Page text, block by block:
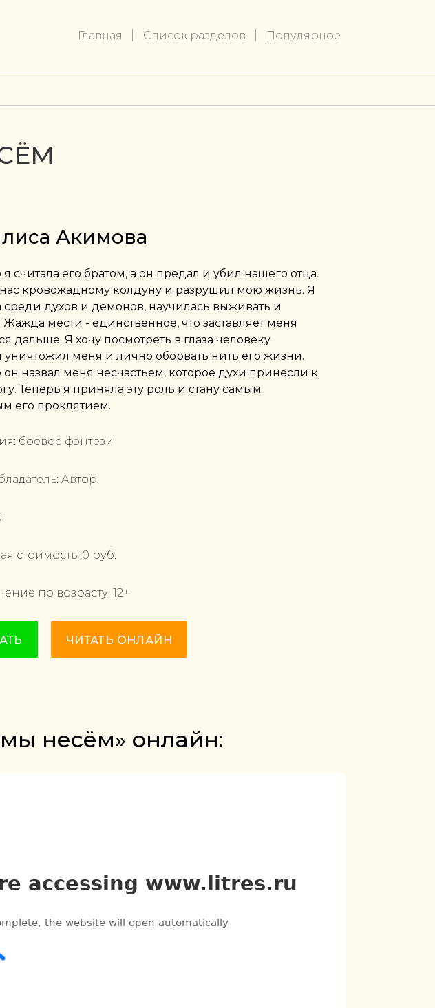
Главная Список разделов Популярное
Акимова
я считала его братом, а он предал и убил нашего отца.
кровожадному колдуну и разрушил мою жизнь. Я
среди духов и демонов, научилась выживать и
Жажда мести - единственное, что заставляет меня
дальше. Я хочу посмотреть в глаза человеку
уничтожил меня и лично оборвать нить его жизни.
он назвал меня несчастьем, которое духи принесли к
Теперь я приняла эту роль и стану самым
его проклятием.
боевое фэнтези
Автор
стоимость: 0 руб.
по возрасту: 12+
ЧИТАТЬ ОНЛАЙН
мы несём» онлайн: